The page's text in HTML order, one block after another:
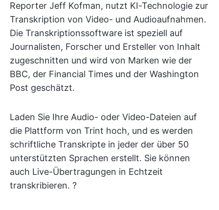
Reporter Jeff Kofman, nutzt KI-Technologie zur
Transkription von Video- und Audioaufnahmen.
Die Transkriptionssoftware ist speziell auf
Journalisten, Forscher und Ersteller von Inhalt
zugeschnitten und wird von Marken wie der
BBC, der Financial Times und der Washington
Post geschätzt.
Laden Sie Ihre Audio- oder Video-Dateien auf
die Plattform von Trint hoch, und es werden
schriftliche Transkripte in jeder der über 50
unterstützten Sprachen erstellt. Sie können
auch Live-Übertragungen in Echtzeit
transkribieren. ?